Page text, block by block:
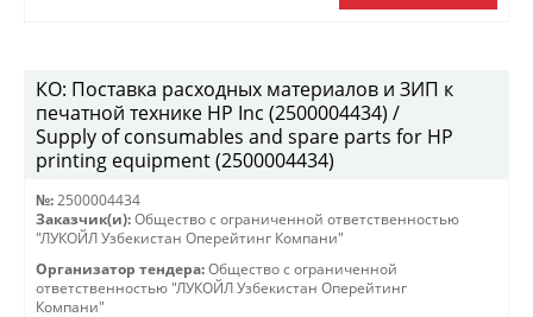
КО: Поставка расходных материалов и ЗИП к
печатной технике HP Inc (2500004434) /
Supply of consumables and spare parts for HP
printing equipment (2500004434)
№: 2500004434
Заказчик(и): Общество с ограниченной ответственностью
"ЛУКОЙЛ Узбекистан Оперейтинг Компани"
Организатор тендера: Общество с ограниченной
ответственностью "ЛУКОЙЛ Узбекистан Оперейтинг
Компани"